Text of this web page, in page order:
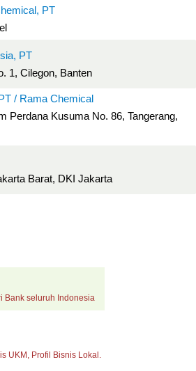
PT
PT
1, Cilegon, Banten
/ Rama Chemical
Perdana Kusuma No. 86, Tangerang,
Barat, DKI Jakarta
Bank seluruh Indonesia
UKM, Profil Bisnis Lokal.